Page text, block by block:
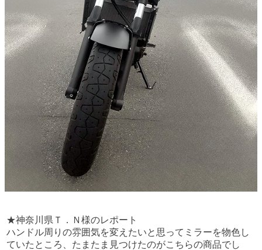
★神奈川県Ｔ．Ｎ様のレポート
ハンドル周りの雰囲気を変えたいと思ってミラーを物色し
ていたところ、たまたま見つけたのがこちらの商品でし